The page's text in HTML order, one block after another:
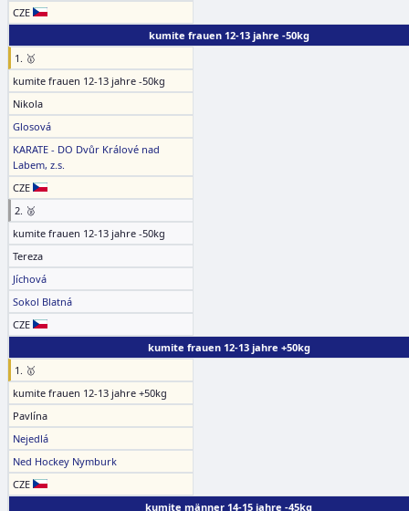
CZE
kumite frauen 12-13 jahre -50kg
1. 🥇
kumite frauen 12-13 jahre -50kg
Nikola
Glosová
KARATE - DO Dvůr Králové nad
Labem, z.s.
CZE
2. 🥈
kumite frauen 12-13 jahre -50kg
Tereza
Jíchová
Sokol Blatná
CZE
kumite frauen 12-13 jahre +50kg
1. 🥇
kumite frauen 12-13 jahre +50kg
Pavlína
Nejedlá
Ned Hockey Nymburk
CZE
kumite männer 14-15 jahre -45kg